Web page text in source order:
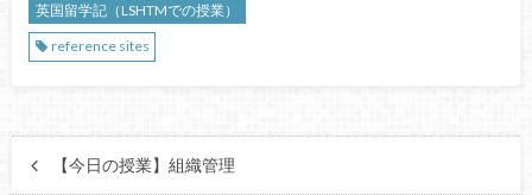
英国留学記（LSHTMでの授業）
reference sites
【今日の授業】組織管理